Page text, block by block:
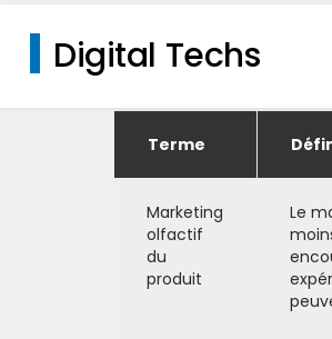
Digital Techs
Terme
Marketing
olfactif
du
produit
Le